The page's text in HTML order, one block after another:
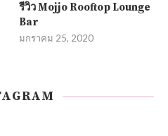
รีวิว Mojjo Rooftop Lounge
Bar
มกราคม 25, 2020